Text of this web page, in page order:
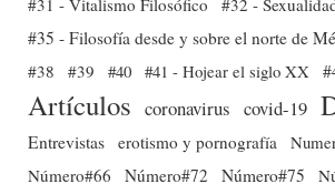
#35 - Filosofía desde y sobre el norte de
#38
#39 #40 #41 - Hojear el siglo XX
Artículos coronavirus covid-19
Entrevistas erotismo y pornografía
Número#66
Número#72 Número#75